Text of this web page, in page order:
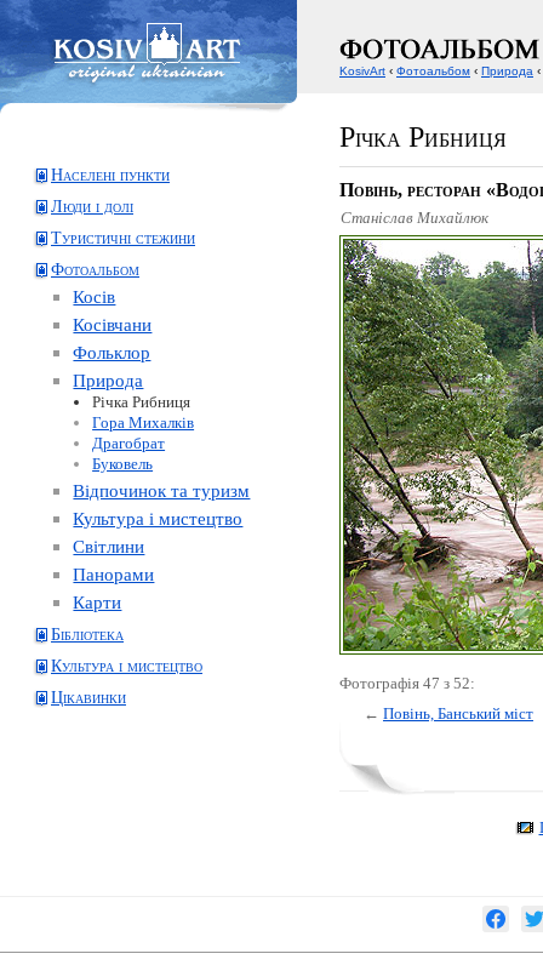
Річка Рибниця
Населені пункти
Люди і долі
Туристичні стежини
Фотоальбом
Косів
Косівчани
Фольклор
Природа
Річка Рибниця
Гора Михалків
Драгобрат
Буковель
Відпочинок та туризм
Культура і мистецтво
Світлини
Панорами
Карти
Бібліотека
Культура і мистецтво
Цікавинки
Повінь, ресторан
Станіслав Михайлюк
Фотографія 47 з 52:
← Повінь, Банський міст
KosivArt ‹ Фотоальбом ‹ Природа